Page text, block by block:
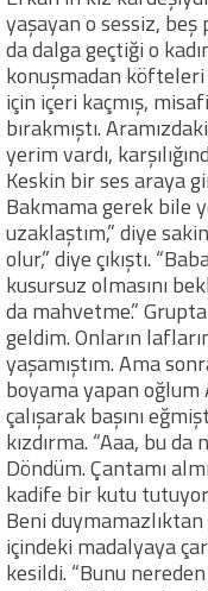
yaşayan o sessiz, beş
da dalga geçtiği o
konuşmadan köfteleri
için içeri kaçmış,
bırakmıştı.
yerim vardı,
Keskin bir ses araya
Bakmama gerek bile
uzaklaştım,” diye
olur,” diye çıkıştı.
kusursuz olmasını
da mahvetme.”
geldim. Onların
yaşamıştım. Ama
boyama yapan oğlum
çalışarak başını
kızdırma. “Aaa, bu
Döndüm. Çantamı
kadife bir kutu
Beni duymamazlıktan
içindeki madalyaya
kesildi. “Bunu